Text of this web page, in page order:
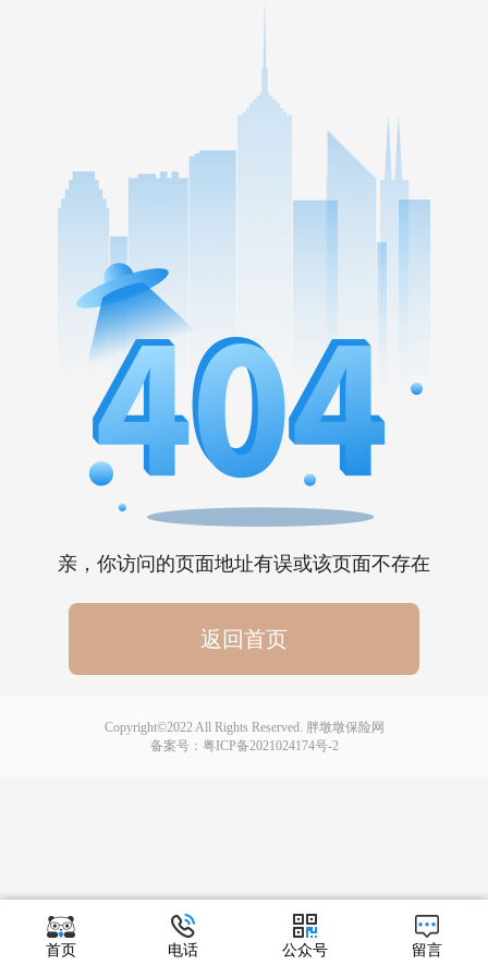
亲，你访问的页面地址有误或该页面不存在
返回首页
首页 电话 公众号 留言
Copyright©2022 All Rights Reserved. 胖墩墩保险网
备案号： 粤ICP备2021024174号-2